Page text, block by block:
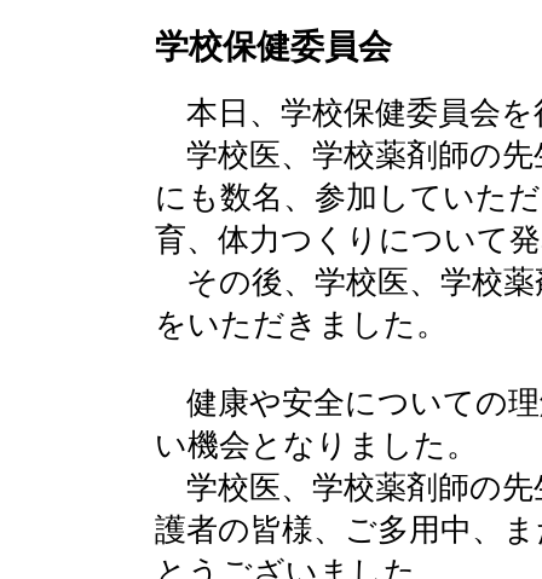
学校保健委員会
本日、学校保健委員会
学校医、学校薬剤師の
にも数名、参加していた
育、体力つくりについて
その後、学校医、学校
をいただきました。
健康や安全についての
い機会となりました。
学校医、学校薬剤師の
護者の皆様、ご多用中、